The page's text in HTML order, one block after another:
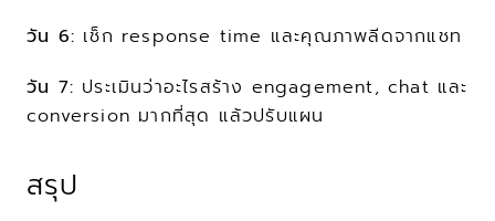
วัน 6: เช็ก response time และคุณภาพลีดจากแชท
วัน 7: ประเมินว่าอะไรสร้าง engagement, chat และ
conversion มากที่สุด แล้วปรับแผน
สรุป